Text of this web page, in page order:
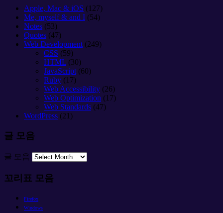
Apple, Mac & iOS (127)
Me, myself & and I (54)
Notes (53)
Quotes (47)
Web Development (249)
CSS (59)
HTML (30)
JavaScript (60)
Ruby (17)
Web Accessibility (26)
Web Optimization (17)
Web Standards (47)
WordPress (21)
글 모음
글 모음
꼬리표 모음
Firefox
Windows